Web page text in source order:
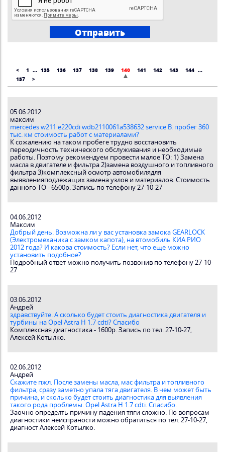
< 1 ... 135 136 137 138 139 140 141 142 143 144 ...
157
>
05.06.2012
максим
mercedes w211 e220cdi wdb2110061a538632 service B. пробег 360
тыс. км стоимость работ с материалами?
К сожалению на таком пробеге трудно восстановить
переодичность технического обслуживания и необходимые
работы. Поэтому рекомендуем провести малое ТО: 1) Замена
масла в двигателе и фильтра 2)замена воздушного и топливного
фильтра 3)комплексный осмотр автомобилядля
выявленияподлежащих замена узлов и материалов. Стоимость
данного ТО - 6500р. Запись по телефону 27-10-27
04.06.2012
Максим
Добрый день. Возможна ли у вас установка замока GEARLOCK
(Электромеханика с замком капота), на втомобиль КИА РИО
2012 года? И какова стоимость? Если нет, что еще можно
установить подобное?
Подробный ответ можно получить позвонив по телефону 27-10-
27
03.06.2012
Андрей
здравствуйте. А сколько будет стоить диагностика двигателя и
турбины на Оpel Astra H 1.7 cdti? Спасибо
Комплексная диагностика - 1600р. Запись по тел. 27-10-27,
Алексей Котылко.
02.06.2012
Андрей
Скажите пжл. После замены масла, мас фильтра и топливного
фильтра, сразу заметно упала тяга двигателя. В чем может быть
причина, и сколько будет стоить диагностика для выявления
такого рода проблемы. Opel Astra H 1.7 cdti. Спасибо.
Заочно определть причину падения тяги сложно. По вопросам
диагностики неиспраности можно обратиться по тел. 27-10-27,
диагност Алексей Котылко.